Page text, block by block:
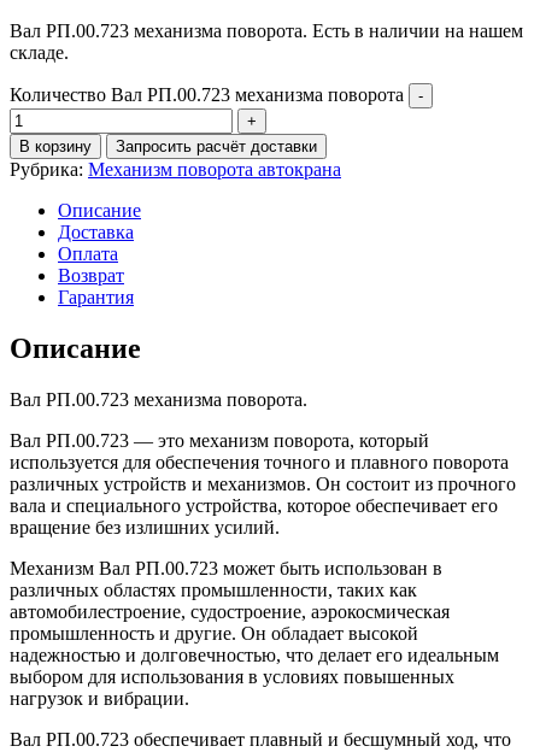
Вал РП.00.723 механизма поворота. Есть в наличии на нашем
складе.
Количество Вал РП.00.723 механизма поворота
В корзину Запросить расчёт доставки
Рубрика: Механизм поворота автокрана
Описание
Доставка
Оплата
Возврат
Гарантия
Описание
Вал РП.00.723 механизма поворота.
Вал РП.00.723 — это механизм поворота, который
используется для обеспечения точного и плавного поворота
различных устройств и механизмов. Он состоит из прочного
вала и специального устройства, которое обеспечивает его
вращение без излишних усилий.
Механизм Вал РП.00.723 может быть использован в
различных областях промышленности, таких как
автомобилестроение, судостроение, аэрокосмическая
промышленность и другие. Он обладает высокой
надежностью и долговечностью, что делает его идеальным
выбором для использования в условиях повышенных
нагрузок и вибрации.
Вал РП.00.723 обеспечивает плавный и бесшумный ход, что